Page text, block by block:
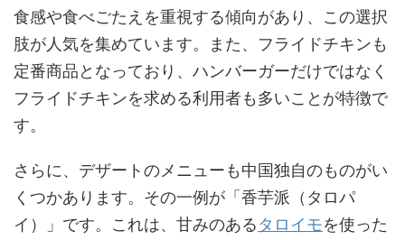
食感や食べごたえを重視する傾向があり、この選択
肢が人気を集めています。また、フライドチキンも
定番商品となっており、ハンバーガーだけではなく
フライドチキンを求める利用者も多いことが特徴で
す。
さらに、デザートのメニューも中国独自のものがい
くつかあります。その一例が「香芋派（タロパ
イ）」です。これは、甘みのあるタロイモを使った